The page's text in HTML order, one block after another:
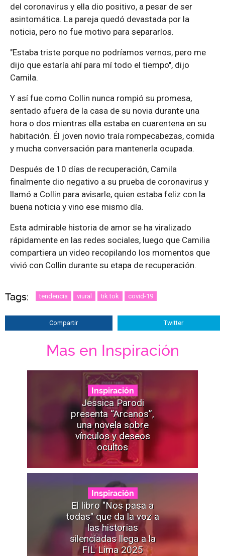
del coronavirus y ella dio positivo, a pesar de ser
asintomática. La pareja quedó devastada por la
noticia, pero no fue motivo para separarlos.
"Estaba triste porque no podríamos vernos, pero me
dijo que estaría ahí para mí todo el tiempo", dijo
Camila.
Y así fue como Collin nunca rompió su promesa,
sentado afuera de la casa de su novia durante una
hora o dos mientras ella estaba en cuarentena en su
habitación. Él joven novio traía rompecabezas, comida
y mucha conversación para mantenerla ocupada.
Después de 10 días de recuperación, Camila
finalmente dio negativo a su prueba de coronavirus y
llamó a Collin para avisarle, quien estaba feliz con la
buena noticia y vino ese mismo día.
Esta admirable historia de amor se ha viralizado
rápidamente en las redes sociales, luego que Camilia
compartiera un video recopilando los momentos que
vivió con Collin durante su etapa de recuperación.
Tags: tendencia viural tik tok covid-19
Compartir Twitter
Mas en Inspiración
Inspiración
Jessica Parodi
presenta “Arcanos”,
una novela sobre
vínculos y deseos
ocultos
Inspiración
El libro "Nos pasa a
todas" que da la voz a
las historias
silenciadas llega a la
FIL Lima 2025